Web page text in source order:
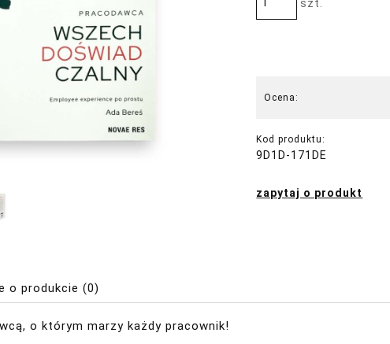
szt.
Ocena:
Kod produktu:
9D1D-171DE
zapytaj o produkt
o produkcie (0)
o którym marzy każdy pracownik!